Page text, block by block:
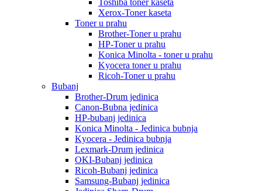
Toshiba toner kaseta
Xerox-Toner kaseta
Toner u prahu
Brother-Toner u prahu
HP-Toner u prahu
Konica Minolta - toner u prahu
Kyocera toner u prahu
Ricoh-Toner u prahu
Bubanj
Brother-Drum jedinica
Canon-Bubna jedinica
HP-bubanj jedinica
Konica Minolta - Jedinica bubnja
Kyocera - Jedinica bubnja
Lexmark-Drum jedinica
OKI-Bubanj jedinica
Ricoh-Bubanj jedinica
Samsung-Bubanj jedinica